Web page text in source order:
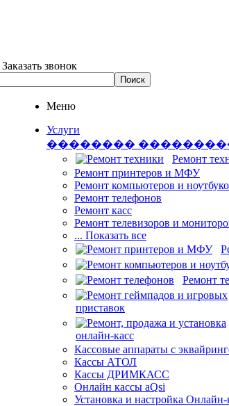
Заказать звонок
Меню
Услуги
��������
Ремонт
Ремонт принтеров и МФУ
Ремонт компьютеров и
Ремонт телефонов
Ремонт касс
Ремонт телевизоров и
... Показать все
Ремонт
Кассовые аппараты с
Кассы АТОЛ
Кассы ДРИМКАСС
Онлайн кассы aQsi
Установка и настройка Онлайн-